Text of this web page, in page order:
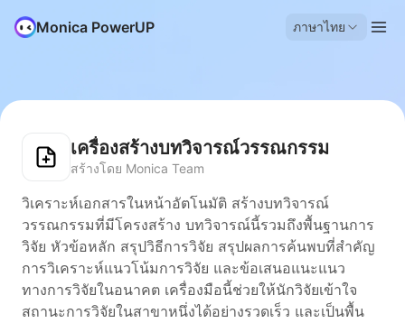
Monica PowerUP ภาษาไทย
เครื่องสร้างบทวิจารณ์วรรณกรรม
สร้างโดย Monica Team
วิเคราะห์เอกสารในหน้าอัตโนมัติ สร้างบทวิจารณ์
วรรณกรรมที่มีโครงสร้าง บทวิจารณ์นี้รวมถึงพื้นฐานการ
วิจัย หัวข้อหลัก สรุปวิธีการวิจัย สรุปผลการค้นพบที่สำคัญ
การวิเคราะห์แนวโน้มการวิจัย และข้อเสนอแนะแนว
ทางการวิจัยในอนาคต เครื่องมือนี้ช่วยให้นักวิจัยเข้าใจ
สถานะการวิจัยในสาขาหนึ่งได้อย่างรวดเร็ว และเป็นพื้น